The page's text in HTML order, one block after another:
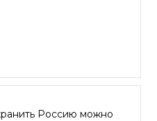
Россию можно